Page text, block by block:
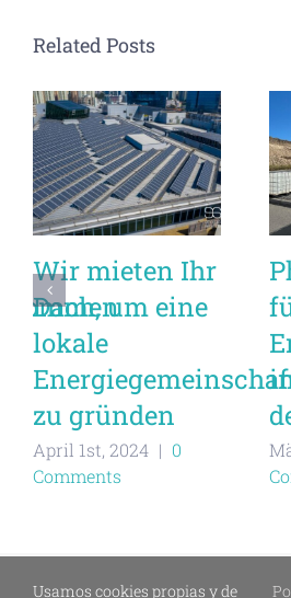
Related Posts
Wir mieten Ihr
Dach, um eine
lokale
zu gründen
April 1st, 2024 | 0
Comments
Usamos cookies propias y de